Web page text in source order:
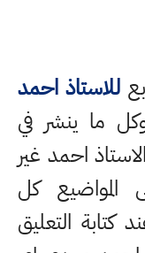
للاستاذ احمد
ما ينشر في
احمد غير
كل
التعليق